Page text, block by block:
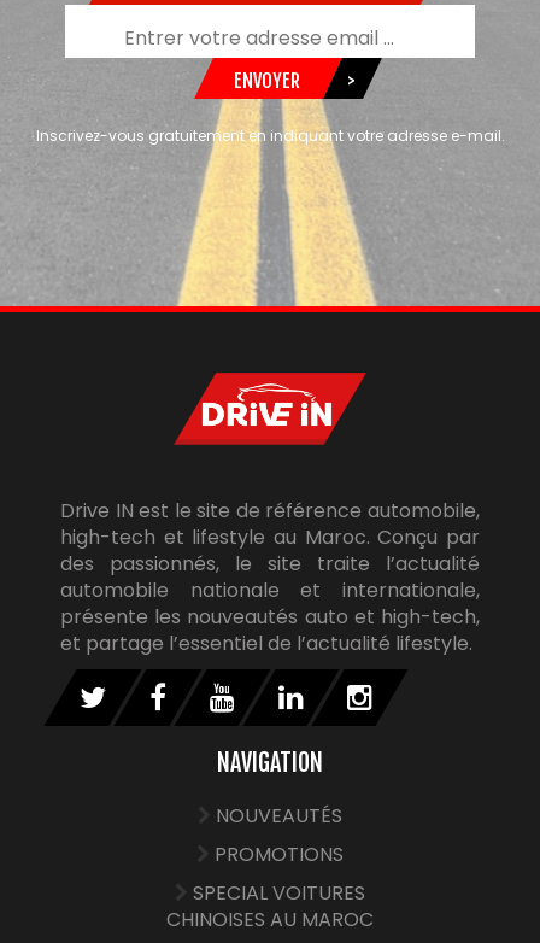
ENVOYER >
Inscrivez-vous gratuitement en indiquant votre adresse e-mail.
Drive IN est le site de référence automobile,
high-tech et lifestyle au Maroc. Conçu par
des passionnés, le site traite l’actualité
automobile nationale et internationale,
présente les nouveautés auto et high-tech,
et partage l’essentiel de l’actualité lifestyle.
NAVIGATION
NOUVEAUTÉS
PROMOTIONS
SPECIAL VOITURES
CHINOISES AU MAROC